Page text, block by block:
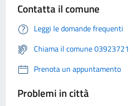
Contatta il comune
Leggi le domande frequenti
Chiama il comune 03923721
Prenota un appuntamento
Problemi in città